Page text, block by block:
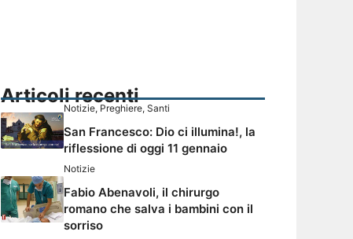
Articoli recenti
Notizie, Preghiere, Santi
San Francesco: Dio ci illumina!, la
riflessione di oggi 11 gennaio
Notizie
Fabio Abenavoli, il chirurgo
romano che salva i bambini con il
sorriso